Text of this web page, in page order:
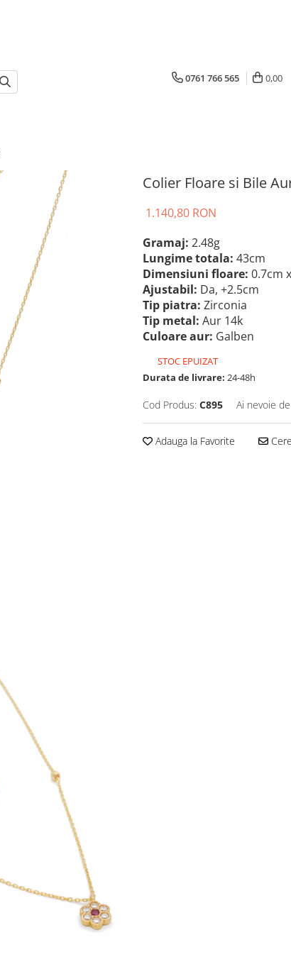
0761 766 565 0,00
Colier Floare si Bile
1.140,80 RON
Gramaj: 2.48g
Lungime totala: 43cm
Dimensiuni floare: 0.7cm
Ajustabil: Da, +2.5cm
Tip piatra: Zirconia
Tip metal: Aur 14k
Culoare aur: Galben
STOC EPUIZAT
Durata de livrare: 24-48h
Cod Produs: C895 Ai nevoie
Adauga la Favorite